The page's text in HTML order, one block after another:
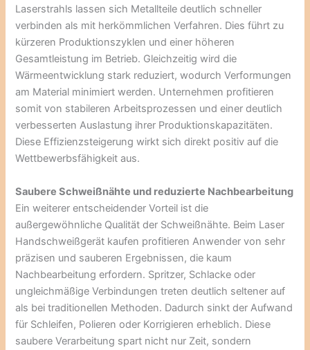
Laserstrahls lassen sich Metallteile deutlich schneller
verbinden als mit herkömmlichen Verfahren. Dies führt zu
kürzeren Produktionszyklen und einer höheren
Gesamtleistung im Betrieb. Gleichzeitig wird die
Wärmeentwicklung stark reduziert, wodurch Verformungen
am Material minimiert werden. Unternehmen profitieren
somit von stabileren Arbeitsprozessen und einer deutlich
verbesserten Auslastung ihrer Produktionskapazitäten.
Diese Effizienzsteigerung wirkt sich direkt positiv auf die
Wettbewerbsfähigkeit aus.
Saubere Schweißnähte und reduzierte Nachbearbeitung
Ein weiterer entscheidender Vorteil ist die
außergewöhnliche Qualität der Schweißnähte. Beim Laser
Handschweißgerät kaufen profitieren Anwender von sehr
präzisen und sauberen Ergebnissen, die kaum
Nachbearbeitung erfordern. Spritzer, Schlacke oder
ungleichmäßige Verbindungen treten deutlich seltener auf
als bei traditionellen Methoden. Dadurch sinkt der Aufwand
für Schleifen, Polieren oder Korrigieren erheblich. Diese
saubere Verarbeitung spart nicht nur Zeit, sondern